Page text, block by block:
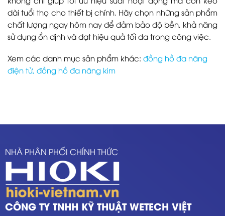
dài tuổi thọ cho thiết bị chính. Hãy chọn những sản phẩm
chất lượng ngay hôm nay để đảm bảo độ bền, khả năng
sử dụng ổn định và đạt hiệu quả tối đa trong công việc.
Xem các danh mục sản phẩm khác: đồng hồ đa năng
điện tử, đồng hồ đa năng kim
NHÀ PHÂN PHỐI CHÍNH THỨC
CÔNG TY TNHH KỸ THUẬT WETECH VIỆT